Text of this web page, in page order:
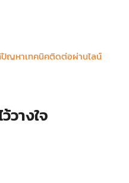
ญหาเทคนิคติดต่อผ่านไลน์
างใจ